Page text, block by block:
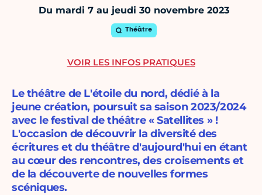
Du mardi 7 au jeudi 30 novembre 2023
Théâtre
Le théâtre de L'étoile du nord, dédié à la
jeune création, poursuit sa saison 2023/2024
avec le festival de théâtre « Satellites » !
L'occasion de découvrir la diversité des
écritures et du théâtre d'aujourd'hui en étant
au cœur des rencontres, des croisements et
de la découverte de nouvelles formes
scéniques.
VOIR LES INFOS PRATIQUES